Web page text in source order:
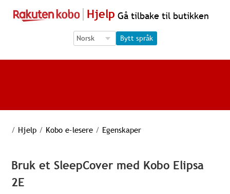
Hjelp Gå tilbake til butikken
Language Selection
Language Selection
Bytt språk
/ Hjelp / Kobo e-lesere / Egenskaper
Bruk et SleepCover med Kobo Elipsa
2E